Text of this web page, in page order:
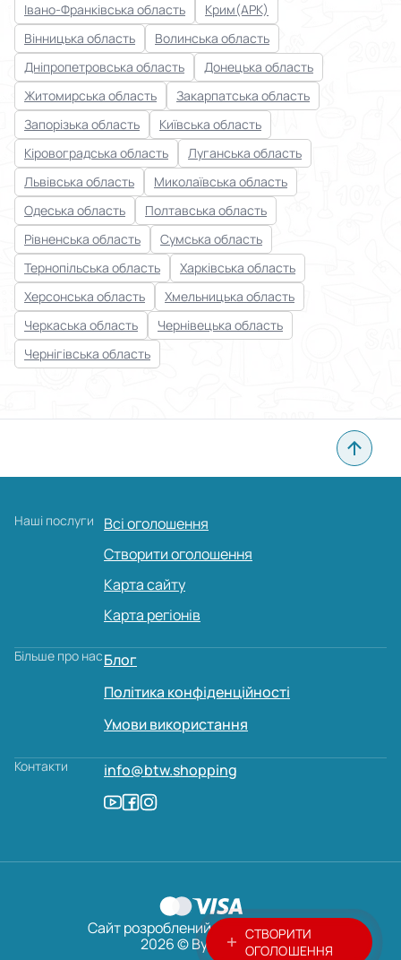
СТВОРИТИ
ОГОЛОШЕННЯ
Івано-Франківська область
Крим(АРК)
Вінницька область
Волинська область
Дніпропетровська область
Донецька область
Житомирська область
Закарпатська область
Запорізька область
Київська область
Кіровоградська область
Луганська область
Львівська область
Миколаївська область
Одеська область
Полтавська область
Рівненська область
Сумська область
Тернопільська область
Харківська область
Херсонська область
Хмельницька область
Черкаська область
Чернівецька область
Чернігівська область
Наші послуги
Всі оголошення
Створити оголошення
Карта сайту
Карта регіонів
Більше про насБлог
Політика конфіденційності
Умови використання
Контакти info@btw.shopping
2026 © ByTheWay
Сайт розроблений: AVADA MEDIA